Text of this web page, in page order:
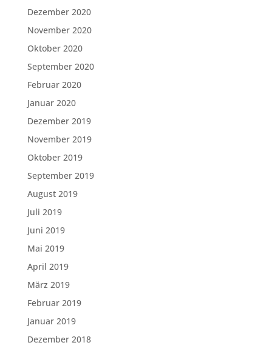
Dezember 2020
November 2020
Oktober 2020
September 2020
Februar 2020
Januar 2020
Dezember 2019
November 2019
Oktober 2019
September 2019
August 2019
Juli 2019
Juni 2019
Mai 2019
April 2019
März 2019
Februar 2019
Januar 2019
Dezember 2018